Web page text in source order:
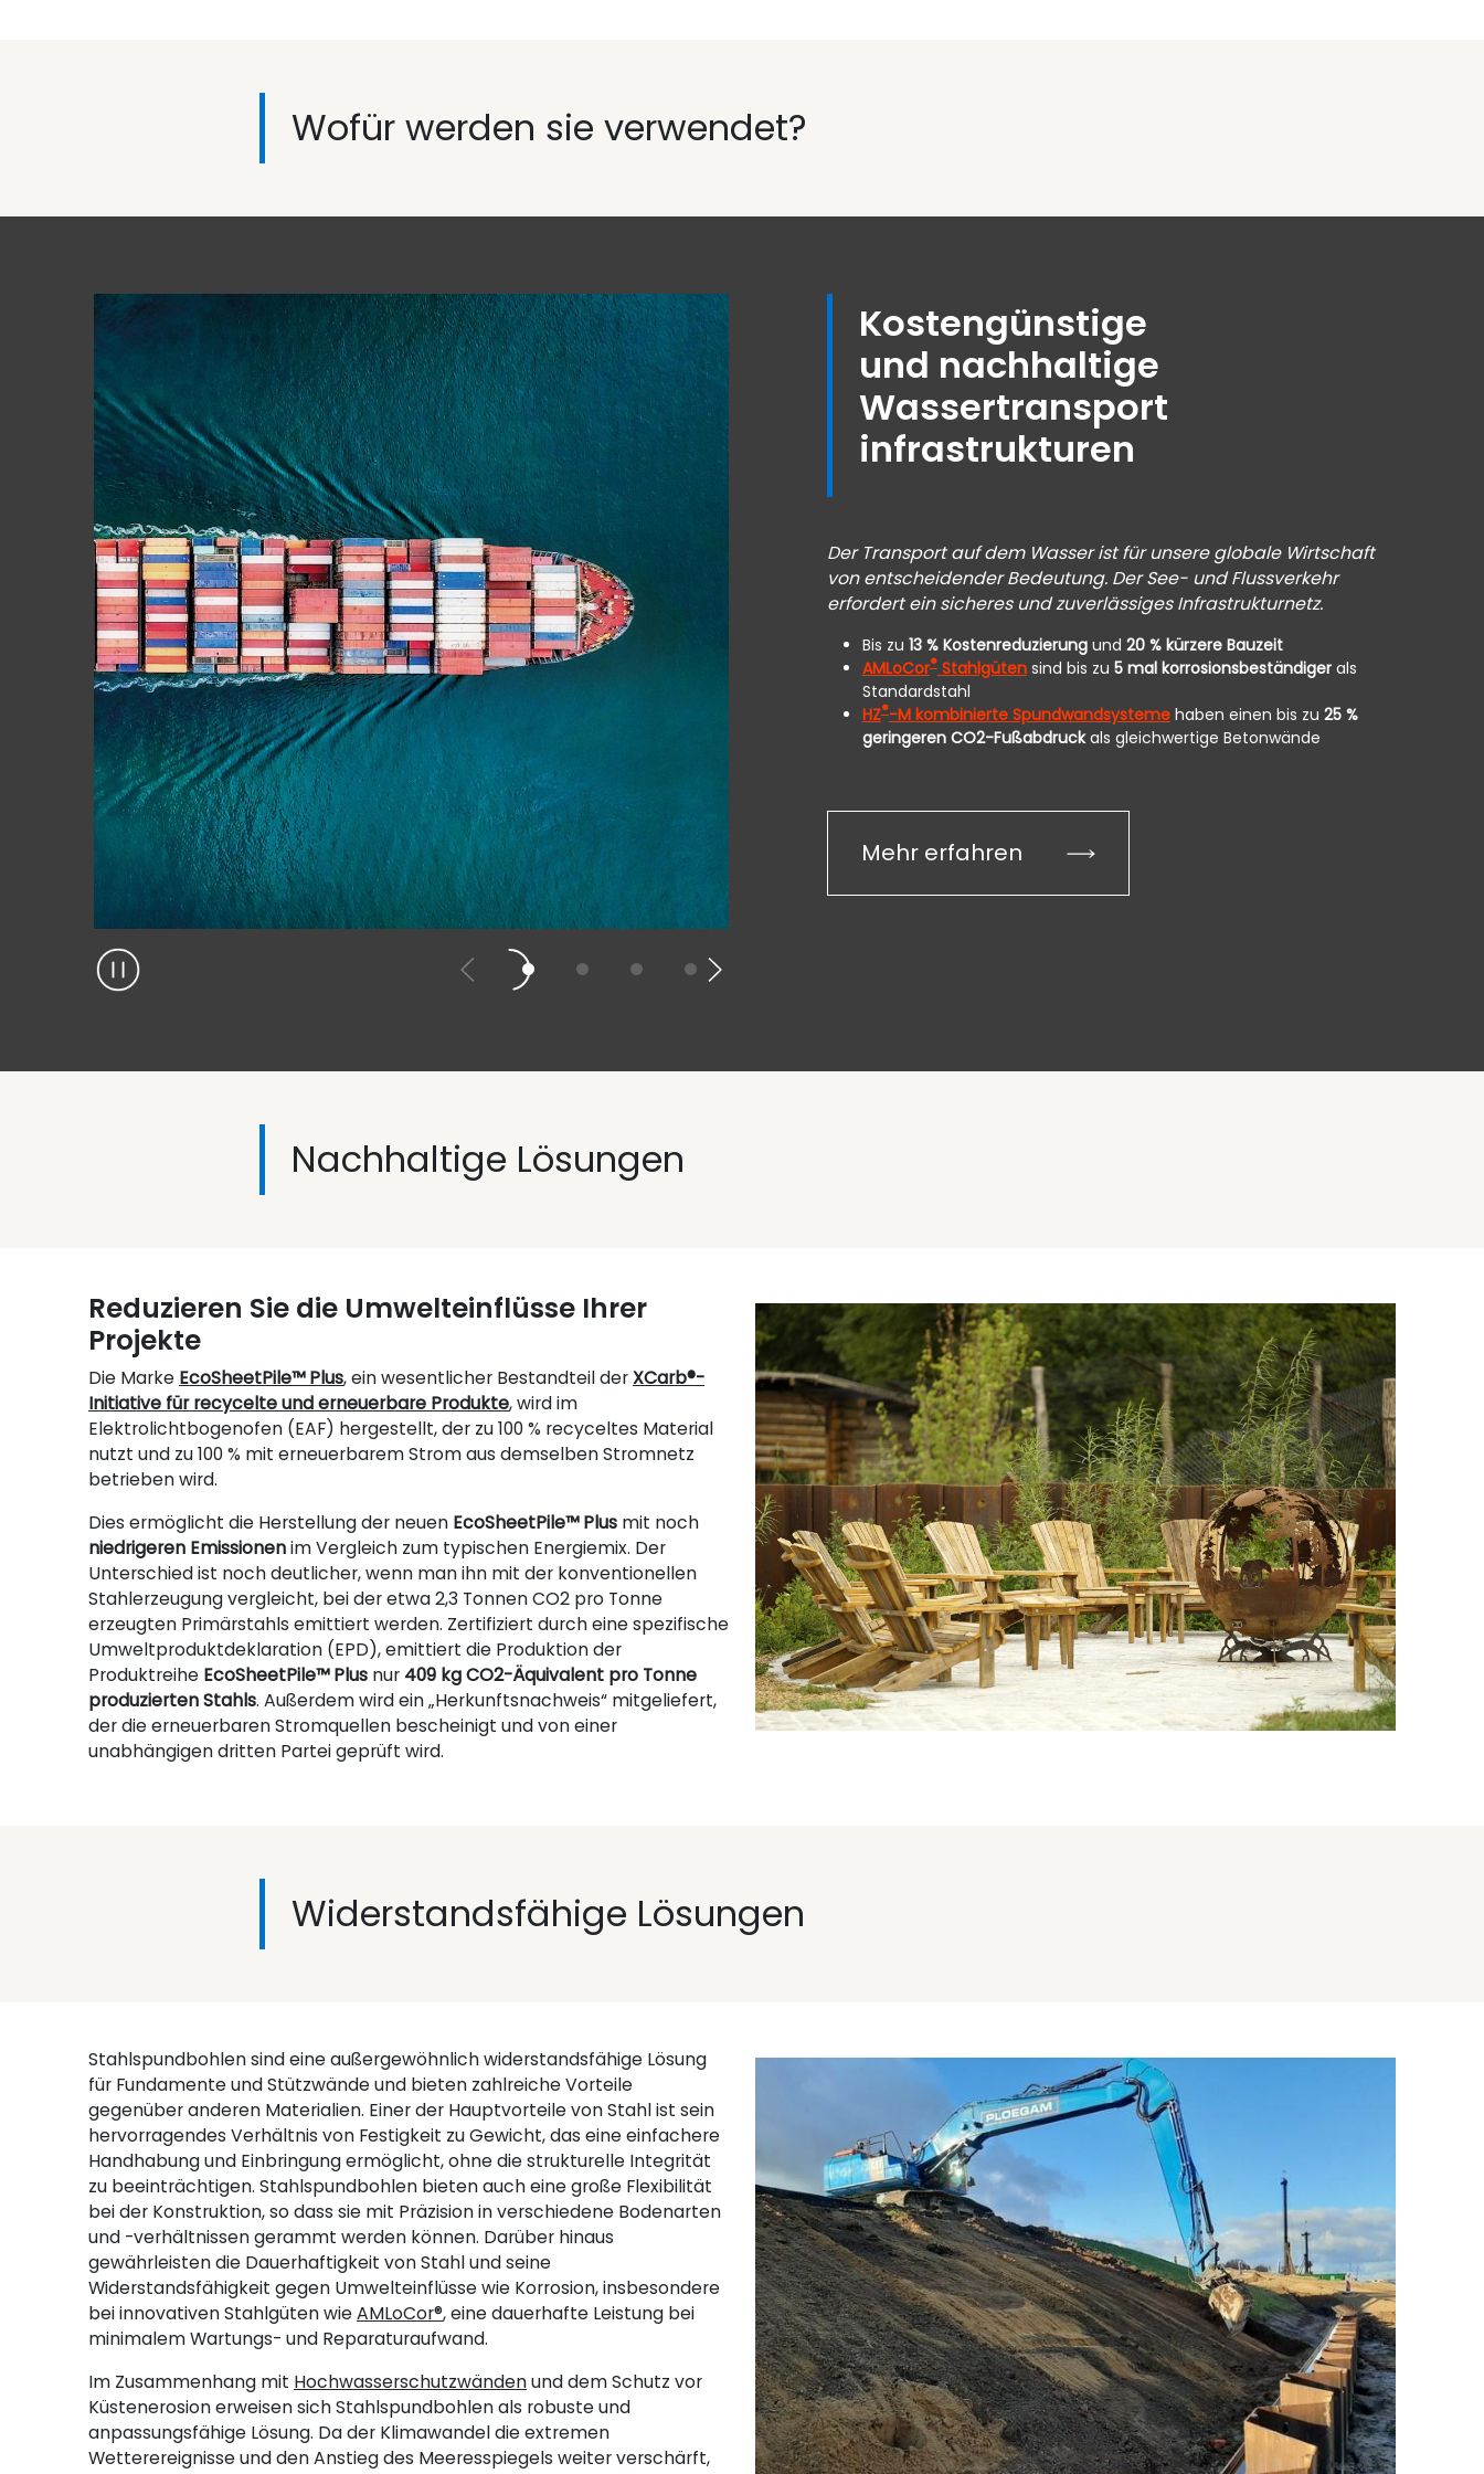
Wofür werden sie verwendet?
Kostengünstige
und nachhaltige
Wassertransport
infrastrukturen
Der Transport auf dem Wasser ist für unsere globale Wirtschaft
von entscheidender Bedeutung. Der See- und Flussverkehr
erfordert ein sicheres und zuverlässiges Infrastrukturnetz.
Bis zu 13 % Kostenreduzierungund 20 % kürzere Bauzeit
AMLoCor®Stahlgütensind bis zu 5 mal korrosionsbeständigerals
Standardstahl
HZ®-M kombinierte Spundwandsystemehaben einen bis zu 25 %
geringeren CO2-Fußabdruckals gleichwertige Betonwände
Mehr erfahren
Nachhaltige Lösungen
Reduzieren Sie die Umwelteinflüsse Ihrer
Projekte
Die Marke EcoSheetPile™ Plus, ein wesentlicher Bestandteil derXCarb®-
Initiative für recycelte und erneuerbare Produkte, wird im
Elektrolichtbogenofen (EAF) hergestellt, der zu 100 % recyceltes Material
nutzt und zu 100 % mit erneuerbarem Strom aus demselben Stromnetz
betrieben wird.
Dies ermöglicht die Herstellung der neuen EcoSheetPile™ Plus mit noch
niedrigeren Emissionenim Vergleich zum typischen Energiemix. Der
Unterschied ist noch deutlicher, wenn man ihn mit der konventionellen
Stahlerzeugung vergleicht, bei der etwa 2,3 Tonnen CO2 pro Tonne
erzeugten Primärstahls emittiert werden. Zertifiziert durch eine spezifische
Umweltproduktdeklaration (EPD), emittiert die Produktion der
Produktreihe EcoSheetPile™ Plus nur 409 kg CO2-Äquivalent pro Tonne
produzierten Stahls. Außerdem wird ein „Herkunftsnachweis“ mitgeliefert,
der die erneuerbaren Stromquellen bescheinigt und von einer
unabhängigen dritten Partei geprüft wird.
Widerstandsfähige Lösungen
Stahlspundbohlen sind eine außergewöhnlich widerstandsfähige Lösung
für Fundamente und Stützwände und bieten zahlreiche Vorteile
gegenüber anderen Materialien. Einer der Hauptvorteile von Stahl ist sein
hervorragendes Verhältnis von Festigkeit zu Gewicht, das eine einfachere
Handhabung und Einbringung ermöglicht, ohne die strukturelle Integrität
zu beeinträchtigen. Stahlspundbohlen bieten auch eine große Flexibilität
bei der Konstruktion, so dass sie mit Präzision in verschiedene Bodenarten
und -verhältnissen gerammt werden können. Darüber hinaus
gewährleisten die Dauerhaftigkeit von Stahl und seine
Widerstandsfähigkeit gegen Umwelteinflüsse wie Korrosion, insbesondere
bei innovativen Stahlgüten wieAMLoCor®, eine dauerhafte Leistung bei
minimalem Wartungs- und Reparaturaufwand.
Im Zusammenhang mit Hochwasserschutzwändenund dem Schutz vor
Küstenerosion erweisen sich Stahlspundbohlen als robuste und
anpassungsfähige Lösung. Da der Klimawandel die extremen
Wetterereignisse und den Anstieg des Meeresspiegels weiter verschärft,